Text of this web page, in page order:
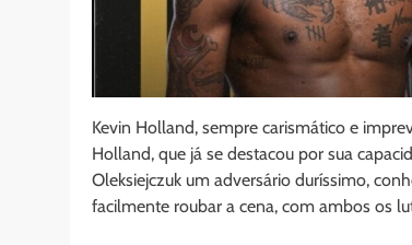
Kevin Holland, sempre carismático e
Holland, que já se destacou por sua
Oleksiejczuk um adversário duríssimo,
facilmente roubar a cena, com ambos os